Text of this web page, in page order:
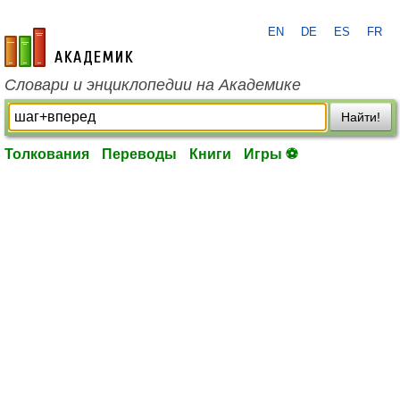
academic.ru
EN DE ES FR
Словари и энциклопедии на Академике
Найти!
Толкования Переводы Книги Игры ⚽